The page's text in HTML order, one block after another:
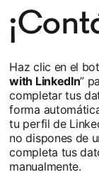
Haz clic en el
with LinkedIn”
completar tus
forma
tu perfil de
no dispones de
completa tus
manualmente.